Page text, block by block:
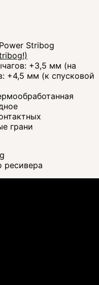
Stribog
+3,5 мм (на
+4,5 мм (к спусковой
грани
ресивера